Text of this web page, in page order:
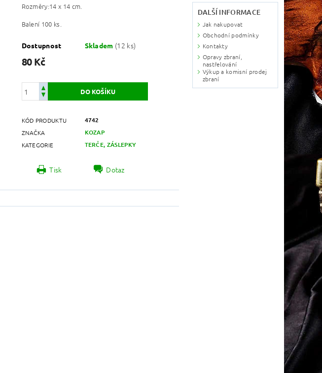
Rozměry:14 x 14 cm.
Balení 100 ks.
Dostupnost Skladem (12 ks)
80 Kč
KÓD PRODUKTU 4742
ZNAČKA KOZAP
KATEGORIE TERČE, ZÁSLEPKY
Tisk Dotaz
DALŠÍ INFORMACE
Jak nakupovat
Obchodní podmínky
Kontakty
Opravy zbraní,
nastřelování
Výkup a komisní prodej
zbraní